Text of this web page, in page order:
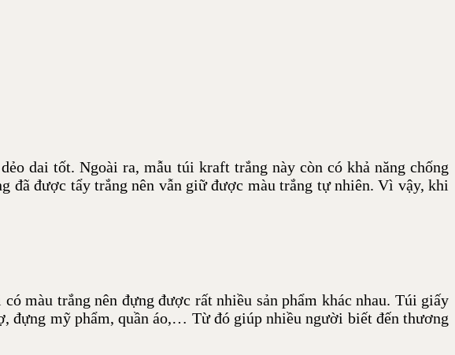
dai tốt. Ngoài ra, mẫu túi kraft trắng này còn có khả năng chống
đã được tẩy trắng nên vẫn giữ được màu trắng tự nhiên. Vì vậy, khi
màu trắng nên đựng được rất nhiều sản phẩm khác nhau. Túi giấy
đựng mỹ phẩm, quần áo,… Từ đó giúp nhiều người biết đến thương